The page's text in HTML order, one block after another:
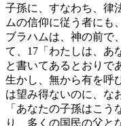
子孫に、すなわち、律
ムの信仰に従う者にも
ブラハムは、神の前で
て、 17 「わたしは、あ
と書いてあるとおりで
生かし、無から有を呼
は望み得ないのに、な
「あなたの子孫はこ
り、多くの国民の父と